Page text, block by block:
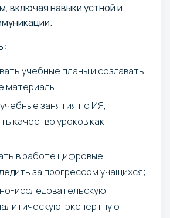
включая навыки устной и
учебные планы и создавать
материалы;
занятия по ИЯ,
качество уроков как
в работе цифровые
за прогрессом учащихся;
исследовательскую,
экспертную